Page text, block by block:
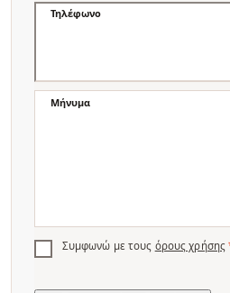
Τηλέφωνο
Μήνυμα
Συμφωνώ με τους όρους χρήσης